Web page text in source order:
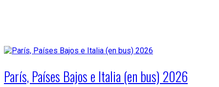
París, Países Bajos e Italia (en bus) 2026